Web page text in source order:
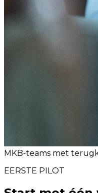
MKB-teams met
EERSTE PILOT